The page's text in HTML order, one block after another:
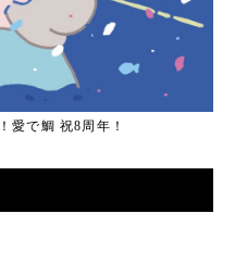
愛で鯛 祝8周年！